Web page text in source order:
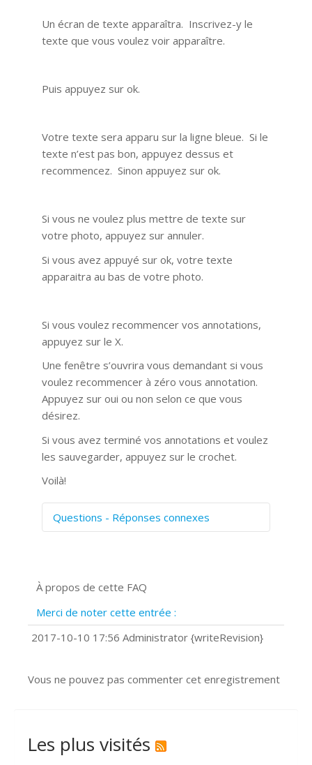
Un écran de texte apparaîtra. Inscrivez-y le
texte que vous voulez voir apparaître.
Puis appuyez sur ok.
Votre texte sera apparu sur la ligne bleue. Si le
texte n’est pas bon, appuyez dessus et
recommencez. Sinon appuyez sur ok.
Si vous ne voulez plus mettre de texte sur
votre photo, appuyez sur annuler.
Si vous avez appuyé sur ok, votre texte
apparaitra au bas de votre photo.
Si vous voulez recommencer vos annotations,
appuyez sur le X.
Une fenêtre s’ouvrira vous demandant si vous
voulez recommencer à zéro vous annotation.
Appuyez sur oui ou non selon ce que vous
désirez.
Si vous avez terminé vos annotations et voulez
les sauvegarder, appuyez sur le crochet.
Voilà!
Questions - Réponses connexes
Prise de vue 360°
?
Comment installer Google Chrome ?
À propos de cette FAQ
Merci de noter cette entrée :
2017-10-10 17:56 Administrator {writeRevision}
Vous ne pouvez pas commenter cet enregistrement
Les plus visités